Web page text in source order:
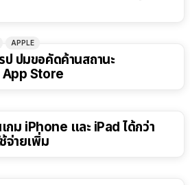
APPLE
ปมขอคัดค้านสถานะ
Store
กม iPhone และ iPad ได้กว่า
จ่ายเพิ่ม